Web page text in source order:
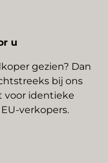
u
gezien? Dan
bij ons
voor identieke
verkopers.